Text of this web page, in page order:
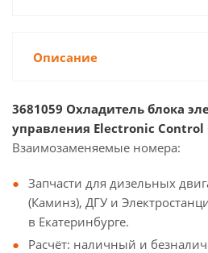
Описание
3681059 Охладитель блока
управления Electronic Control
Взаимозаменяемые номера:
Запчасти для дизельных
(Каминз), ДГУ и
в Екатеринбурге.
Расчёт: наличный и